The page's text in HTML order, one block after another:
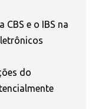
e o IBS na
do